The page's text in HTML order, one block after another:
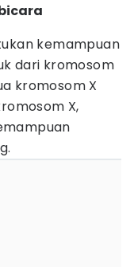
kemampuan
dari kromosom
kromosom X
X,